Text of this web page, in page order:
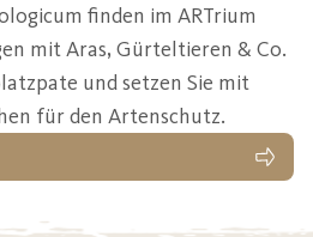
finden im ARTrium
mit Aras, Gürteltieren & Co.
und setzen Sie mit
für den Artenschutz.